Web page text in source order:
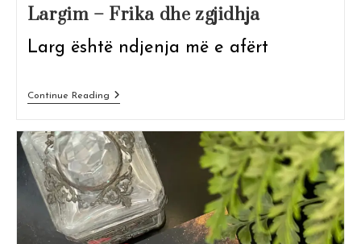
Largim – Frika dhe zgjidhja
Larg është ndjenja më e afërt
Continue ReadingLargim
–
Dhe
Zgjidhja